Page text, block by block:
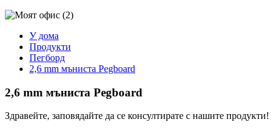
У дома
Продукти
Пегборд
2,6 mm мъниста Pegboard
2,6 mm мъниста Pegboard
Здравейте, заповядайте да се консултирате с нашите продукти!